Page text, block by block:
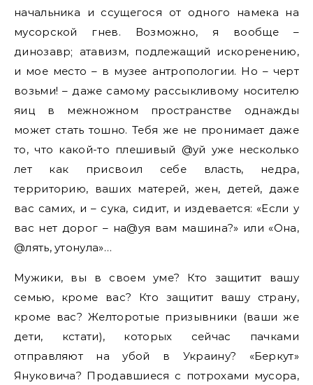
начальника и ссущегося от одного намека на
мусорской гнев. Возможно, я вообще –
динозавр; атавизм, подлежащий искоренению,
и мое место – в музее антропологии. Но – черт
возьми! – даже самому рассыкливому носителю
яиц в межножном пространстве однажды
может стать тошно. Тебя же не пронимает даже
то, что какой-то плешивый @уй уже несколько
лет как присвоил себе власть, недра,
территорию, ваших матерей, жен, детей, даже
вас самих, и – сука, сидит, и издевается: «Если у
вас нет дорог – на@уя вам машина?» или «Она,
@лять, утонула»…
Мужики, вы в своем уме? Кто защитит вашу
семью, кроме вас? Кто защитит вашу страну,
кроме вас? Желторотые призывники (ваши же
дети, кстати), которых сейчас пачками
отправляют на убой в Украину? «Беркут»
Януковича? Продавшиеся с потрохами мусора,